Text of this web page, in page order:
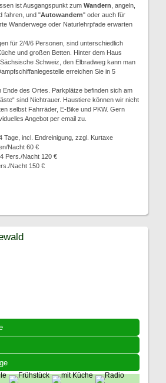
ist Ausgangspunkt zum Wandern , angeln,
fahren, und "Autowandern" oder auch für
Wanderwege oder Naturlehrpfade erwarten
für 2/4/6 Personen, sind unterschiedlich
und großen Betten. Hinter dem Haus
Schweiz, den Elbradweg kann man
erreichen Sie in 5
Ende des Ortes. Parkplätze befinden sich am
sind Nichtrauer. Haustiere können wir nicht
selbst Fahrräder, E-Bike und PKW. Gern
Angebot per email zu.
Tage, incl. Endreinigung, zzgl. Kurtaxe
Nacht 60 €
Pers./Nacht 120 €
Nacht 150 €